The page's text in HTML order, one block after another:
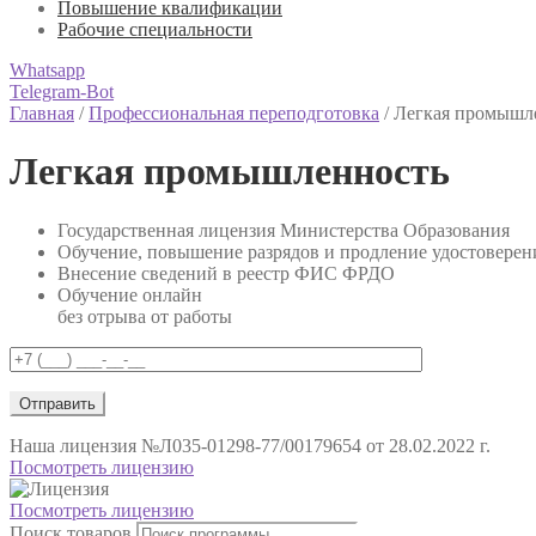
Повышение квалификации
Рабочие специальности
Whatsapp
Telegram-Bot
Главная /Профессиональная переподготовка /Легкая
Легкая промышленность
Государственная лицензия Министерства Образования
Обучение, повышение разрядов и продление
Внесение сведений в реестр ФИС ФРДО
Обучение онлайн
без отрыва от работы
Наша лицензия №Л035-01298-77/00179654 от 28.02.2022 г.
Посмотреть лицензию
Посмотреть лицензию